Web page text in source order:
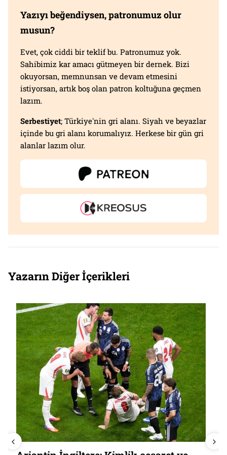
Yazıyı beğendiysen, patronumuz olur
musun?
Evet, çok ciddi bir teklif bu. Patronumuz yok.
Sahibimiz kar amacı gütmeyen bir dernek. Bizi
okuyorsan, memnunsan ve devam etmesini
istiyorsan, artık boş olan patron koltuğuna geçmen
lazım.
Serbestiyet; Türkiye'nin gri alanı. Siyah ve beyazlar
içinde bu gri alanı korumalıyız. Herkese bir gün gri
alanlar lazım olur.
Yazarın Diğer İçerikleri
İspanya